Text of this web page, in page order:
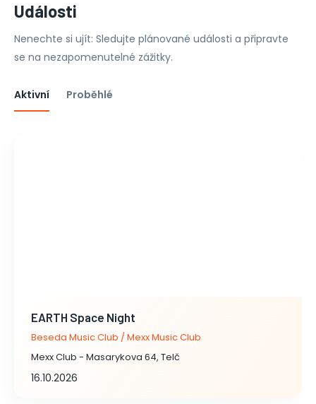
Události
Nenechte si ujít: Sledujte plánované události a připravte
se na nezapomenutelné zážitky.
Aktivní Proběhlé
EARTH Space Night
Beseda Music Club / Mexx Music Club
Mexx Club - Masarykova 64, Telč
16.10.2026